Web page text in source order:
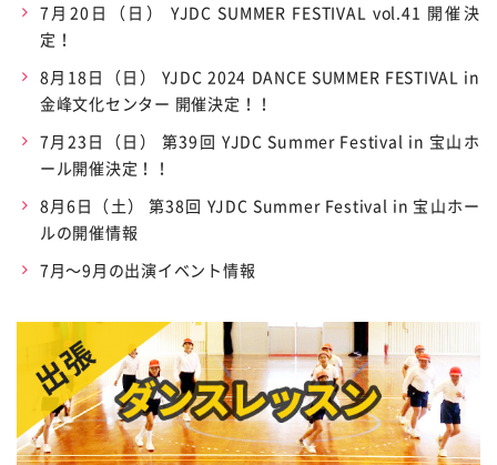
7月20日（日） YJDC SUMMER FESTIVAL vol.41 開催決
定！
8月18日（日） YJDC 2024 DANCE SUMMER FESTIVAL in
金峰文化センター 開催決定！！
7月23日（日） 第39回 YJDC Summer Festival in 宝山ホ
ール開催決定！！
8月6日（土） 第38回 YJDC Summer Festival in 宝山ホー
ルの開催情報
7月〜9月の出演イベント情報